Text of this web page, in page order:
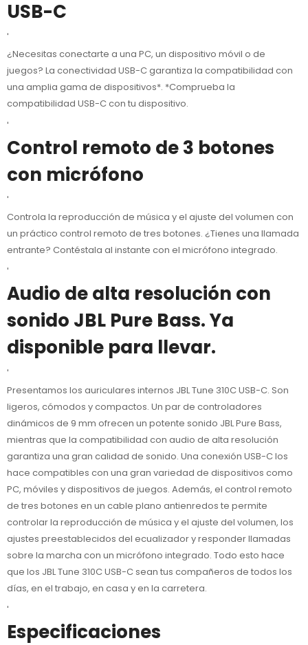
USB-C
'
¿Necesitas conectarte a una PC, un dispositivo móvil o de
juegos? La conectividad USB-C garantiza la compatibilidad con
una amplia gama de dispositivos*. *Comprueba la
compatibilidad USB-C con tu dispositivo.
'
Control remoto de 3 botones
con micrófono
'
Controla la reproducción de música y el ajuste del volumen con
un práctico control remoto de tres botones. ¿Tienes una llamada
entrante? Contéstala al instante con el micrófono integrado.
'
Audio de alta resolución con
sonido JBL Pure Bass. Ya
disponible para llevar.
'
Presentamos los auriculares internos JBL Tune 310C USB-C. Son
ligeros, cómodos y compactos. Un par de controladores
dinámicos de 9 mm ofrecen un potente sonido JBL Pure Bass,
mientras que la compatibilidad con audio de alta resolución
garantiza una gran calidad de sonido. Una conexión USB-C los
hace compatibles con una gran variedad de dispositivos como
PC, móviles y dispositivos de juegos. Además, el control remoto
de tres botones en un cable plano antienredos te permite
controlar la reproducción de música y el ajuste del volumen, los
ajustes preestablecidos del ecualizador y responder llamadas
sobre la marcha con un micrófono integrado. Todo esto hace
que los JBL Tune 310C USB-C sean tus compañeros de todos los
días, en el trabajo, en casa y en la carretera.
'
Especificaciones